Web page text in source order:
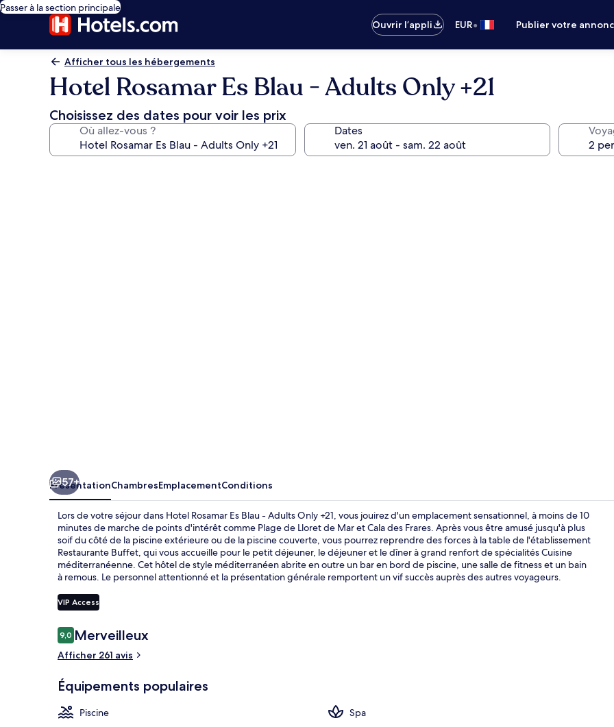
Passer à la section principale
Ouvrir l’appli
EUR• Publier votre
Afficher tous les hébergements
Hotel Rosamar Es Blau - Adults Only +21
Choisissez des dates pour voir les prix
Où allez-vous ? Dates
Buffet
57+
PrésentationChambresEmplacementConditions
Lors de votre séjour dans Hotel Rosamar Es Blau - Adults Only +21, vous jouirez d'un emplacement sensationnel, à moins de 10
minutes de marche de points d'intérêt comme Plage de Lloret de Mar et Cala des Frares. Après vous être amusé jusqu'à plus
soif du côté de la piscine extérieure ou de la piscine couverte, vous pourrez reprendre des forces à la table de l'établissement
Restaurante Buffet, qui vous accueille pour le petit déjeuner, le déjeuner et le dîner à grand renfort de spécialités Cuisine
méditerranéenne. Cet hôtel de style méditerranéen abrite en outre un bar en bord de piscine, une salle de fitness et un bain
à remous. Le personnel attentionné et la présentation générale remportent un vif succès auprès des autres voyageurs.
VIP Access
Avis
voyageurs
9,09,0 sur 10
Merveilleux
Afficher 261 avis
Équipements populaires
Piscine
Spa